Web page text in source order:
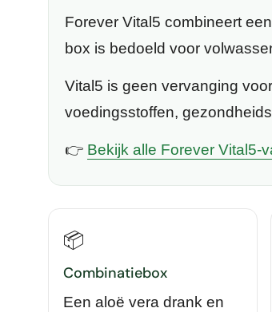
Forever Vital5 combineert
box is bedoeld voor
Vital5 is geen vervanging
voedingsstoffen,
👉 Bekijk alle Forever Vital5-
📦
Combinatiebox
Een aloë vera drank en